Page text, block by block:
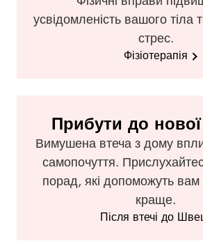
усвідомленість вашого
стрес.
Фізіотерапія
Прибути до нової
Вимушена втеча з дому
самопочуття.
порад, які допоможуть вам
краще.
Після втечі до